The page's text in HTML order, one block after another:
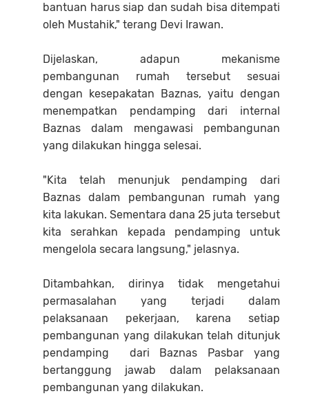
bantuan harus siap dan sudah bisa ditempati
oleh Mustahik," terang Devi Irawan.
Dijelaskan, adapun mekanisme
pembangunan rumah tersebut sesuai
dengan kesepakatan Baznas, yaitu dengan
menempatkan pendamping dari internal
Baznas dalam mengawasi pembangunan
yang dilakukan hingga selesai.
"Kita telah menunjuk pendamping dari
Baznas dalam pembangunan rumah yang
kita lakukan. Sementara dana 25 juta tersebut
kita serahkan kepada pendamping untuk
mengelola secara langsung," jelasnya.
Ditambahkan, dirinya tidak mengetahui
permasalahan yang terjadi dalam
pelaksanaan pekerjaan, karena setiap
pembangunan yang dilakukan telah ditunjuk
pendamping dari Baznas Pasbar yang
bertanggung jawab dalam pelaksanaan
pembangunan yang dilakukan.